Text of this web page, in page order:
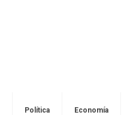
Política Economía